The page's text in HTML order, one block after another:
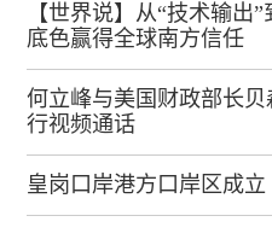
【世界说】从“技术输出
底色赢得全球南方信任
何立峰与美国财政部长
行视频通话
皇岗口岸港方口岸区成立